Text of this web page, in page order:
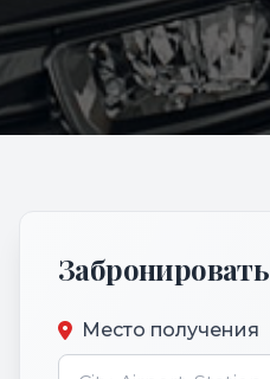
Забронировать
Место получения